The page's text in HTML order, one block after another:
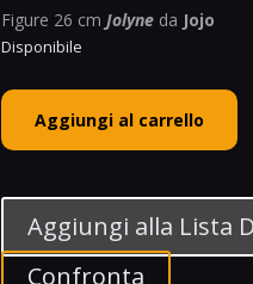
Figure 26 cmJolyne da Jojo
Disponibile
Bandai
Spirits
Banpresto
Jojo's
Bizarre
Aggiungi al carrello
Aggiungi alla Lista
Confronta